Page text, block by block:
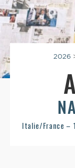
2026
Italie/France –